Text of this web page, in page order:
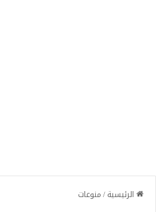
الرئيسية/منوعات